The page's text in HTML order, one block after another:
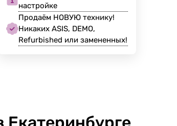
настройке
Продаём НОВУЮ технику!
Никаких ASIS, DEMO,
Refurbished или замененных!